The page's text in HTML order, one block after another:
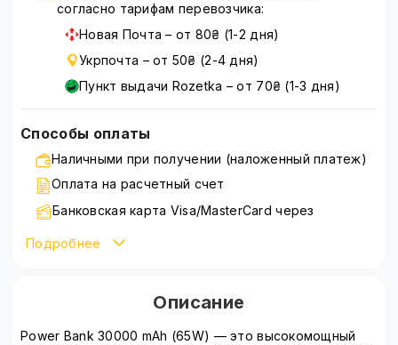
согласно тарифам перевозчика:
Новая Почта – от 80₴ (1-2 дня)
Укрпочта – от 50₴ (2-4 дня)
Пункт выдачи Rozetka – от 70₴ (1-3 дня)
Способы оплаты
Наличными при получении (наложенный платеж)
Оплата на расчетный счет
Банковская карта Visa/MasterCard через
Подробнее ознакомиться со способами оплаты
Подробнее
Описание
Power Bank 30000 mAh (65W) — это высокомощный